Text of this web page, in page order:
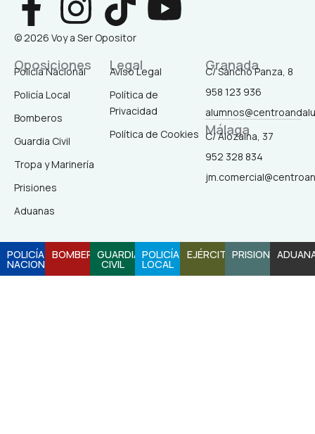
a
c
e
b
o
o
k
-
n
s
a
g
a
m
i
k
t
o u
© 2026 Voy a Ser Opositor
Oposiciones
Policía Nacional
Policía Local
Bomberos
Guardia Civil
Tropa y Marinería
Prisiones
Aduanas
Legal
Aviso Legal
Política de
Privacidad
Política de Cookies
Granada
C/ Sancho Panza, 8
958 123 936
Málaga
C/ Alozaina, 37
952 328 834
POLICÍA
NACIONAL
BOMBEROSGUARDIA
CIVIL
POLICÍA
LOCAL
EJÉRCITOPRISIONES